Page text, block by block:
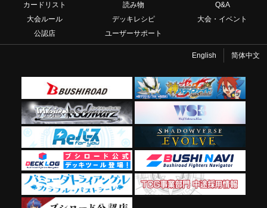
カードリスト
読み物
Q&A
大会ルール
デッキレシピ
大会・イベント
公認店
ユーザーサポート
English 简体中文